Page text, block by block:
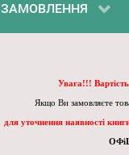
ЗАМОВЛЕННЯ
Увага!!!
Якщо Ви замовляєте
для уточнення наявності